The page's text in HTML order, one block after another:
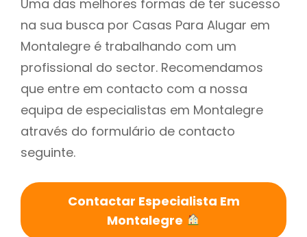
Uma das melhores formas de ter sucesso
na sua busca por Casas Para Alugar em
Montalegre é trabalhando com um
profissional do sector. Recomendamos
que entre em contacto com a nossa
equipa de especialistas em Montalegre
através do formulário de contacto
seguinte.
Contactar Especialista Em
Montalegre